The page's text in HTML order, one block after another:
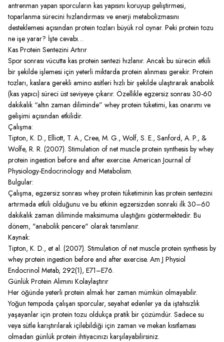
antrenman yapan sporcuların kas yapısını koruyup geliştirmesi,
toparlanma sürecini hızlandırması ve enerji metabolizmasını
desteklemesi açısından protein tozları büyük rol oynar. Peki protein tozu
ne işe yarar? İşte cevabı…
Kas Protein Sentezini Artırır
Spor sonrası vücutta kas protein sentezi hızlanır. Ancak bu sürecin etkili
bir şekilde işlemesi için yeterli miktarda protein alınması gerekir. Protein
tozları, kaslara gerekli amino asitleri hızlı bir şekilde ulaştırarak anabolik
(kas yapıcı) süreci üst seviyeye çıkarır. Özellikle egzersiz sonrası 30-60
dakikalık “altın zaman diliminde” whey protein tüketimi, kas onarımı ve
gelişimi açısından etkilidir.
Çalışma:
Tipton, K. D., Elliott, T. A., Cree, M. G., Wolf, S. E., Sanford, A. P., &
Wolfe, R. R. (2007). Stimulation of net muscle protein synthesis by whey
protein ingestion before and after exercise. American Journal of
Physiology-Endocrinology and Metabolism.
Bulgular:
Çalışma, egzersiz sonrası whey protein tüketiminin kas protein sentezini
artırmada etkili olduğunu ve bu etkinin egzersizden sonraki ilk 30–60
dakikalık zaman diliminde maksimuma ulaştığını göstermektedir. Bu
dönem, "anabolik pencere" olarak tanımlanır.
Kaynak:
Tipton, K. D., et al. (2007). Stimulation of net muscle protein synthesis by
whey protein ingestion before and after exercise. Am J Physiol
Endocrinol Metab, 292(1), E71–E76.
Günlük Protein Alımını Kolaylaştırır
Her öğünde yeterli protein almak her zaman mümkün olmayabilir.
Yoğun tempoda çalışan sporcular, seyahat edenler ya da iştahsızlık
yaşayanlar için protein tozu oldukça pratik bir çözümdür. Sadece su
veya sütle karıştırılarak içilebildiği için zaman ve mekan kısıtlaması
olmadan günlük protein ihtiyacınızı karşılayabilirsiniz.